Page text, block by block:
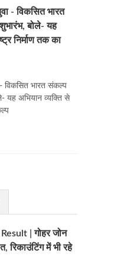
- विकसित भारत
बोले- यह
निर्माण तक का
विकसित भारत संकल्प
यह अभियान व्यक्ति से
| गोहर जोन
रिकाउंटिंग में भी रहे